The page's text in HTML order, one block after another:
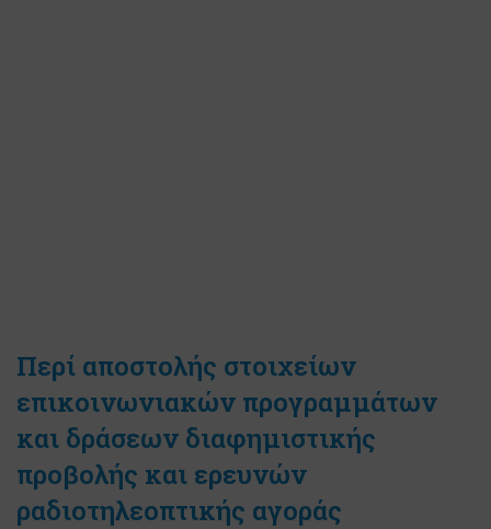
Περί αποστολής στοιχείων
επικοινωνιακών προγραμμάτων
και δράσεων διαφημιστικής
προβολής και ερευνών
ραδιοτηλεοπτικής αγοράς